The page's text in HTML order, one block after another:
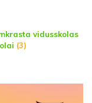
vidusskolas
(3)